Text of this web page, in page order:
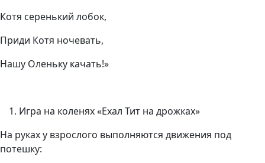
Котя серенький лобок,
Приди Котя ночевать,
Нашу Оленьку качать!»
Игра на коленях «Ехал Тит на дрожках»
На руках у взрослого выполняются движения под
потешку: